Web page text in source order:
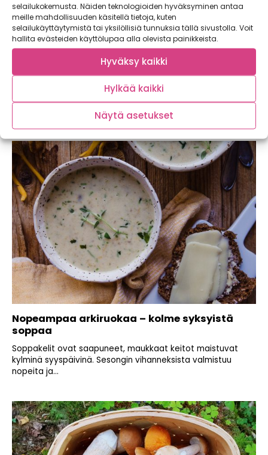
selailukokemusta. Näiden teknologioiden hyväksyminen antaa
meille mahdollisuuden käsitellä tietoja, kuten
selailukäyttäytymistä tai yksilöllisiä tunnuksia tällä sivustolla. Voit
hallita evästeiden käyttölupaa alla olevista painikkeista.
Hyväksy kaikki
Hylkää kaikki
Näytä asetukset
FREX – täydellisen perunan tarina
Peruna on taas muodissa eikä ihme, onhan suomalaisen
perunan maku aivan omaa luokkaansa! FREX-perunat...
Nopeampaa arkiruokaa – kolme syksyistä
soppaa
Soppakelit ovat saapuneet, maukkaat keitot maistuvat
kylminä syyspäivinä. Sesongin vihanneksista valmistuu
nopeita ja...